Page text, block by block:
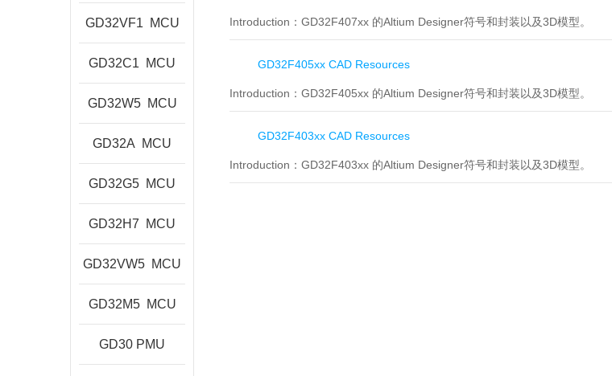
GD32VF1 MCU
GD32C1 MCU
GD32W5 MCU
GD32A MCU
GD32G5 MCU
GD32H7 MCU
GD32VW5 MCU
GD32M5 MCU
GD30 PMU
Introduction： GD32F407xx 的Altium Designer符号和封装以及3D模型。
GD32F405xx CAD Resources
Introduction： GD32F405xx 的Altium Designer符号和封装以及3D模型。
GD32F403xx CAD Resources
Introduction： GD32F403xx 的Altium Designer符号和封装以及3D模型。